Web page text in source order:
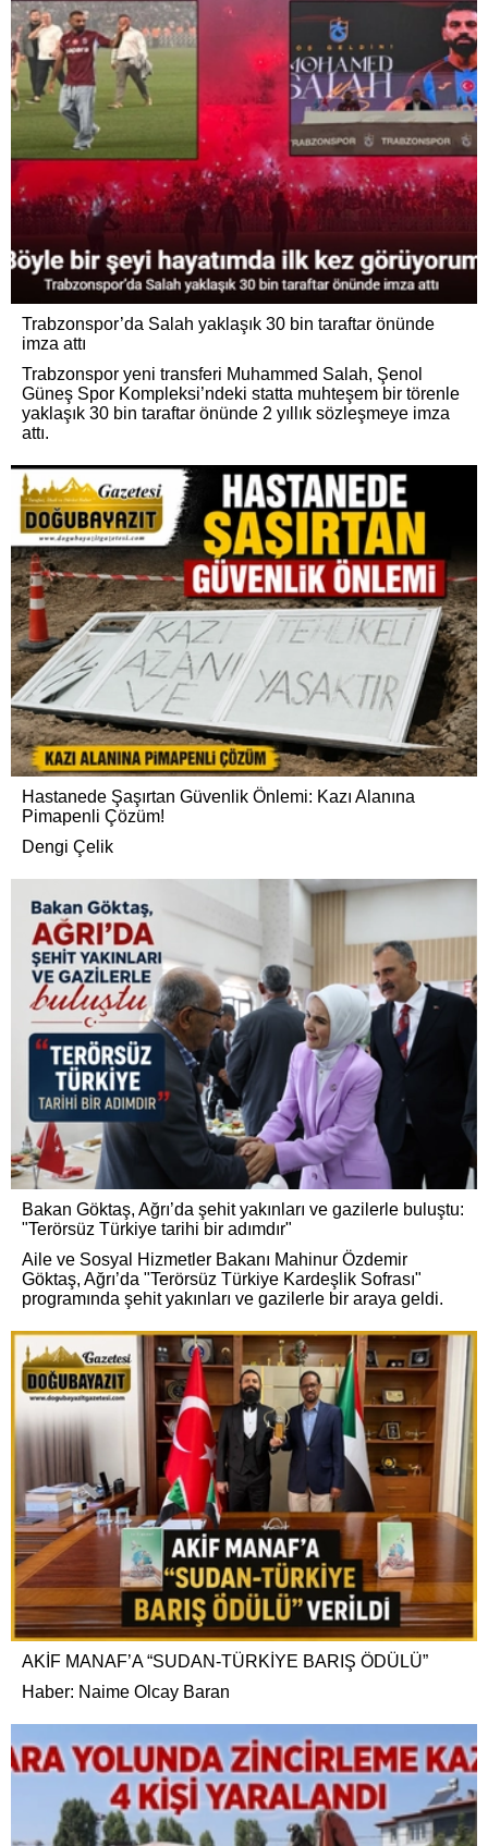
Trabzonspor’da Salah yaklaşık 30 bin taraftar önünde
imza attı
Trabzonspor yeni transferi Muhammed Salah, Şenol
Güneş Spor Kompleksi’ndeki statta muhteşem bir törenle
yaklaşık 30 bin taraftar önünde 2 yıllık sözleşmeye imza
attı.
Hastanede Şaşırtan Güvenlik Önlemi: Kazı Alanına
Pimapenli Çözüm!
Dengi Çelik
Bakan Göktaş, Ağrı’da şehit yakınları ve gazilerle buluştu:
"Terörsüz Türkiye tarihi bir adımdır"
Aile ve Sosyal Hizmetler Bakanı Mahinur Özdemir
Göktaş, Ağrı’da "Terörsüz Türkiye Kardeşlik Sofrası"
programında şehit yakınları ve gazilerle bir araya geldi.
AKİF MANAF’A “SUDAN-TÜRKİYE BARIŞ ÖDÜLÜ”
Haber: Naime Olcay Baran